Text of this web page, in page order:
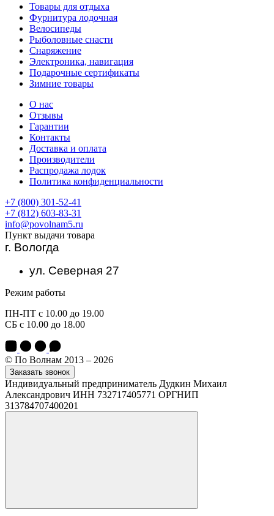
Товары для отдыха
Фурнитура лодочная
Велосипеды
Рыболовные снасти
Снаряжение
Электроника, навигация
Подарочные сертификаты
Зимние товары
О нас
Отзывы
Гарантии
Контакты
Доставка и оплата
Производители
Распродажа лодок
Политика конфиденциальности
+7 (800) 301-52-41
+7 (812) 603-83-31
info@povolnam5.ru
Пункт выдачи товара
г. Вологда
ул. Северная 27
Режим работы
ПН-ПТ с 10.00 до 19.00
СБ с 10.00 до 18.00
© По Волнам 2013 – 2026
Заказать звонок
Индивидуальный предприниматель Дудкин Михаил
Александрович ИНН 732717405771 ОРГНИП
313784707400201